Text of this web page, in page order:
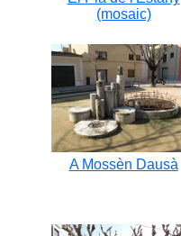
(mosaic)
A Mossèn Dausà